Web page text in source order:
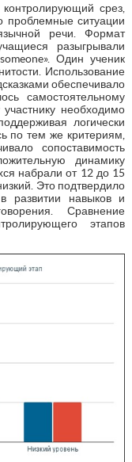
срез,
проблемные ситуации
речи. Формат
разыгрывали
Один ученик
Использование
обеспечивало
самостоятельному
необходимо
логически
по тем же критериям,
сопоставимость
динамику
набрали от 12 до 15
Это подтвердило
развитии навыков и
Сравнение
этапов